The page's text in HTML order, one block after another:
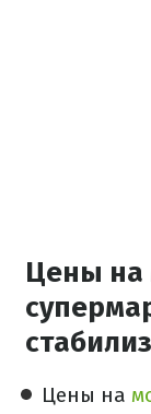
Цены на
Цены на